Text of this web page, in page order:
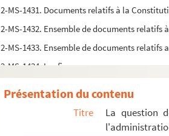
2-MS-1431. Documents relatifs à la
2-MS-1432. Ensemble de documents
2-MS-1433. Ensemble de documents
2-MS-1434. Les finances
Présentation du contenu
Titre
La question